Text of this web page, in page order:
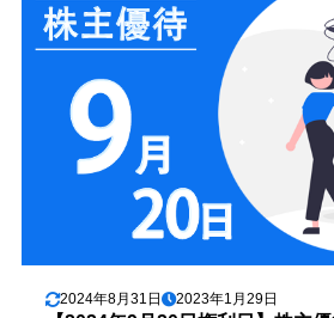
2024年8月31日 2023年1月29日